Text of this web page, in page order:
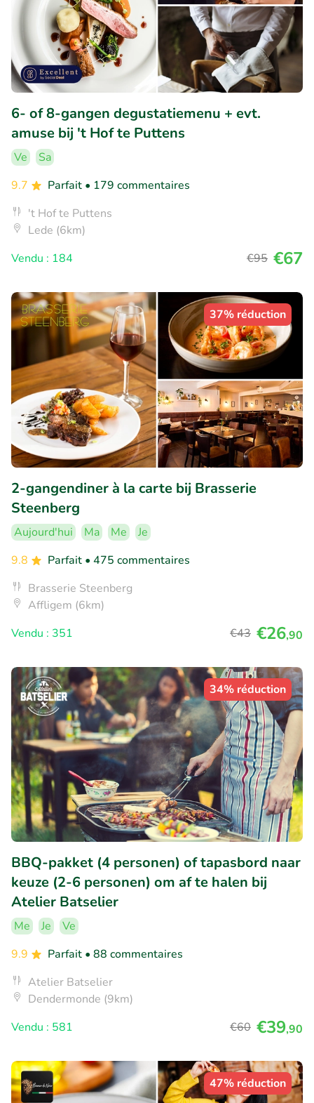
6- of 8-gangen degustatiemenu + evt.
amuse bij 't Hof te Puttens
Ve
Sa
9.7
Parfait • 179 commentaires
't Hof te Puttens
Lede (6km)
Vendu : 184
€95 €67
37% réduction
2-gangendiner à la carte bij Brasserie
Steenberg
Aujourd'hui Ma Me
Je
9.8
Parfait • 475 commentaires
Brasserie Steenberg
Affligem (6km)
Vendu : 351
€43 €26,90
34% réduction
BBQ-pakket (4 personen) of tapasbord naar
keuze (2-6 personen) om af te halen bij
Atelier Batselier
Me Je
Ve
9.9
Parfait • 88 commentaires
Atelier Batselier
Dendermonde (9km)
Vendu : 581
€60 €39,90
47% réduction